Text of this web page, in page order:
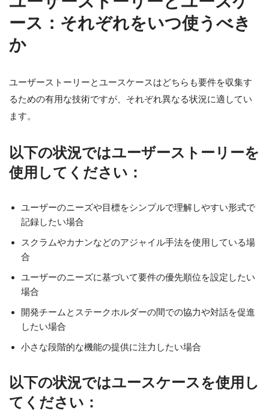
ース：それぞれをいつ使うべき
か
ユーザーストーリーとユースケースはどちらも要件を収集す
るための有用な技術ですが、それぞれ異なる状況に適してい
ます。
以下の状況ではユーザーストーリーを
使用してください：
ユーザーのニーズや目標をシンプルで理解しやすい形式で
記録したい場合
スクラムやカナンなどのアジャイル手法を使用している場
合
ユーザーのニーズに基づいて要件の優先順位を設定したい
場合
開発チームとステークホルダーの間での協力や対話を促進
したい場合
小さな段階的な機能の提供に注力したい場合
以下の状況ではユースケースを使用し
てください：